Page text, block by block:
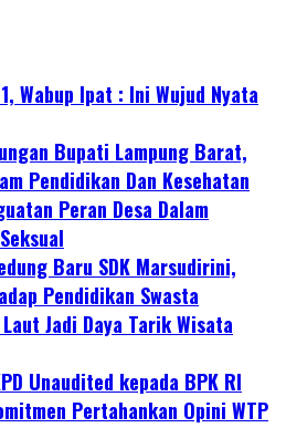
Wabup Ipat : Ini Wujud Nyata
Bupati Lampung Barat,
Pendidikan Dan Kesehatan
Peran Desa Dalam
Baru SDK Marsudirini,
Pendidikan Swasta
Jadi Daya Tarik Wisata
Unaudited kepada BPK RI
Pertahankan Opini WTP